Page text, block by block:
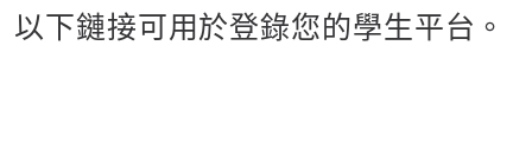
以下鏈接可用於登錄您的學生平台。